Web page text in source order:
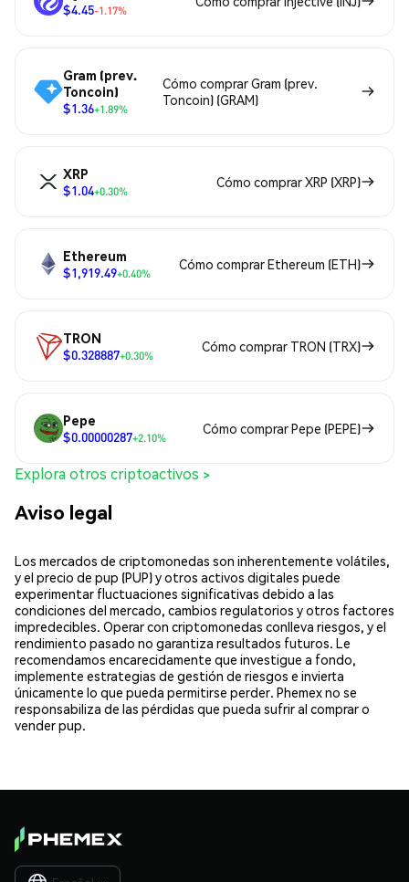
$4.45-1.17%
Gram (prev.
Toncoin)
$1.36+1.89%
Cómo comprar Gram (prev.
Toncoin) (GRAM)
XRP
$1.04+0.30%
Cómo comprar XRP (XRP)
Ethereum
$1,919.49+0.40%
Cómo comprar Ethereum (ETH)
TRON
$0.328887+0.30%
Cómo comprar TRON (TRX)
Pepe
$0.00000287+2.10%
Cómo comprar Pepe (PEPE)
Explora otros criptoactivos >
Aviso legal
Los mercados de criptomonedas son inherentemente volátiles,
y el precio de pup (PUP) y otros activos digitales puede
experimentar fluctuaciones significativas debido a las
condiciones del mercado, cambios regulatorios y otros factores
impredecibles. Operar con criptomonedas conlleva riesgos, y el
rendimiento pasado no garantiza resultados futuros. Le
recomendamos encarecidamente que investigue a fondo,
implemente estrategias de gestión de riesgos e invierta
únicamente lo que pueda permitirse perder. Phemex no se
responsabiliza de las pérdidas que pueda sufrir al comprar o
vender pup.